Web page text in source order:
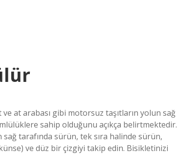
at arabası gibi motorsuz taşıtların yolun sağ
sahip olduğunu açıkça belirtmektedir.
tarafında sürün, tek sıra halinde sürün,
ve düz bir çizgiyi takip edin. Bisikletinizi